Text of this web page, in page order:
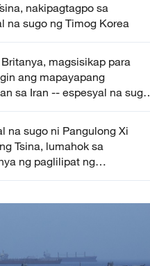
nakipagtagpo sa
na sugo ng Timog Korea
magsisikap para
ang mapayapang
sa Iran -- espesyal na sugo
na sugo ni Pangulong Xi
Tsina, lumahok sa
ng paglilipat ng
pampanguluhan ng